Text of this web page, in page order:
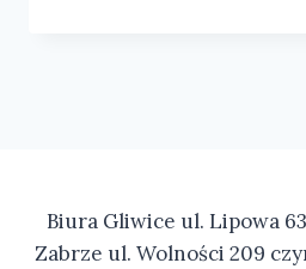
Biura Gliwice ul. Lipowa
Zabrze ul. Wolności 209